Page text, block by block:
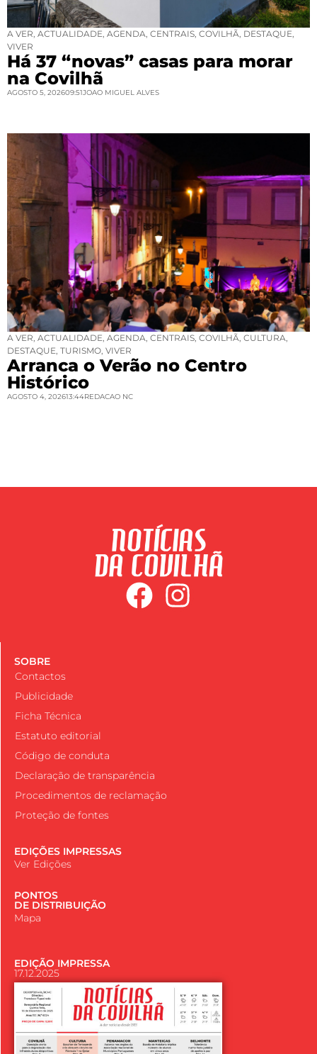
A VER ACTUALIDADE AGENDA CENTRAIS COVILHÃ DESTAQUE
VIVER
Há 37 “novas” casas para morar
na Covilhã
AGOSTO 5, 202609:51JOAO MIGUEL ALVES
A VER ACTUALIDADE AGENDA CENTRAIS COVILHÃ CULTURA
DESTAQUE TURISMO VIVER
Arranca o Verão no Centro
Histórico
AGOSTO 4, 202613:44REDACAO NC
SOBRE
Contactos
Publicidade
Ficha Técnica
Estatuto editorial
Código de conduta
Declaração de transparência
Procedimentos de reclamação
Proteção de fontes
EDIÇÕES IMPRESSAS
Ver Edições
PONTOS
DE DISTRIBUIÇÃO
Mapa
EDIÇÃO IMPRESSA
17.12.2025